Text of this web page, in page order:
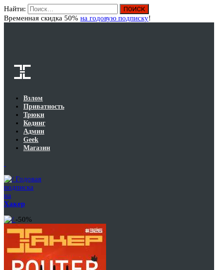
Найти:
Временная скидка 50% на годовую подписку!
Взлом
Приватность
Трюки
Кодинг
Админ
Geek
Магазин
Годовая
подписка
на
Хакер
-50%